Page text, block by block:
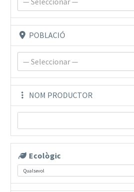
POBLACIÓ
— Seleccionar —
NOM PRODUCTOR
Ecològic